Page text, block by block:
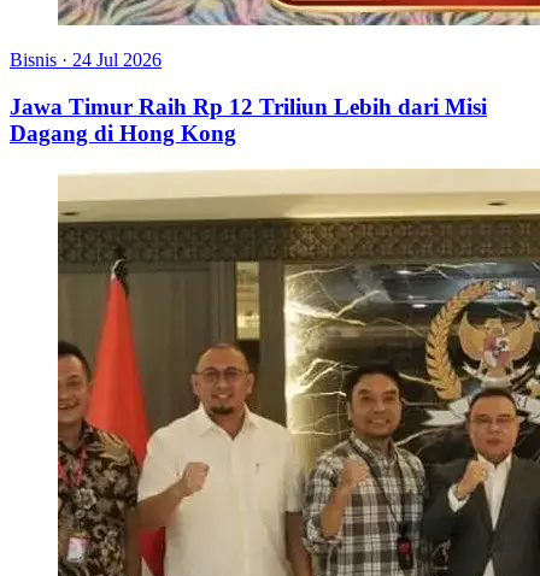
Bisnis · 24 Jul 2026
Jawa Timur Raih Rp 12 Triliun Lebih dari Misi
Dagang di Hong Kong